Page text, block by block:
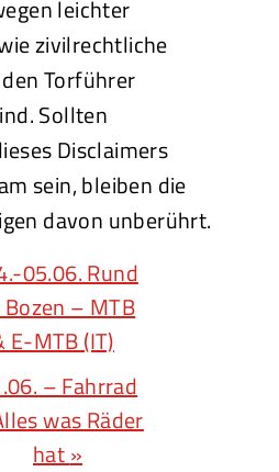
leichter
zivilrechtliche
Torführer
Sollten
Disclaimers
sein, bleiben die
davon unberührt.
05.06. Rund
– MTB
E-MTB (IT)
– Fahrrad
was Räder
hat»